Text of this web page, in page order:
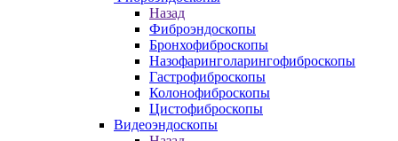
Назад
Фиброэндоскопы
Бронхофиброскопы
Назофаринголарингофиброскопы
Гастрофиброскопы
Колонофиброскопы
Цистофиброскопы
Видеоэндоскопы